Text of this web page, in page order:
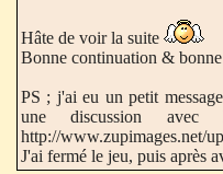
Hâte de voir la suite
Bonne continuation &
PS ; j'ai eu un petit
une discussion
http://www.zupimages.net/
J'ai fermé le jeu, puis après